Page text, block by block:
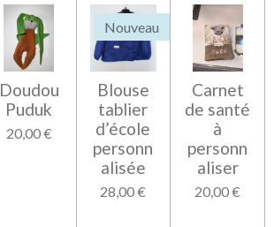
Doudou
Puduk
20,00 €
Nouveau
Blouse
tablier
d’école
personn
alisée
28,00 €
Carnet
de santé
à
personn
aliser
20,00 €